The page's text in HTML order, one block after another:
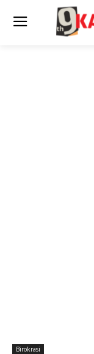
Birokrasi